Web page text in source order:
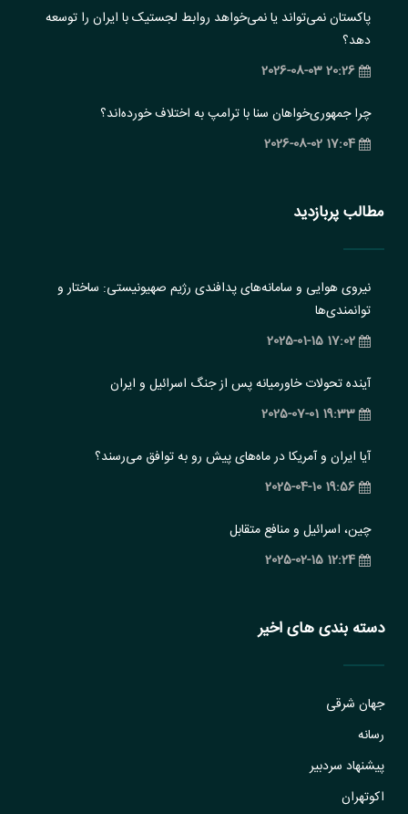
پاکستان نمی‌تواند یا نمی‌خواهد روابط لجستیک با ایران را توسعه
دهد؟
20:26 2026-08-03
چرا جمهوری‌خواهان سنا با ترامپ به اختلاف خورده‌اند؟
17:04 2026-08-02
مطالب پربازدید
نیروی هوایی و سامانه‌های پدافندی رژیم صهیونیستی: ساختار و
‏توانمندی‌ها
17:02 2025-01-15
آینده تحولات خاورمیانه پس از جنگ اسرائیل و ایران
19:33 2025-07-01
آیا ایران و آمریکا در ماه‌های پیش رو به توافق می‌رسند؟
19:56 2025-04-10
چین، اسرائیل و منافع متقابل
12:24 2025-02-15
دسته بندی های اخیر
جهان شرقی
رسانه
پیشنهاد سردبیر
اکوتهران